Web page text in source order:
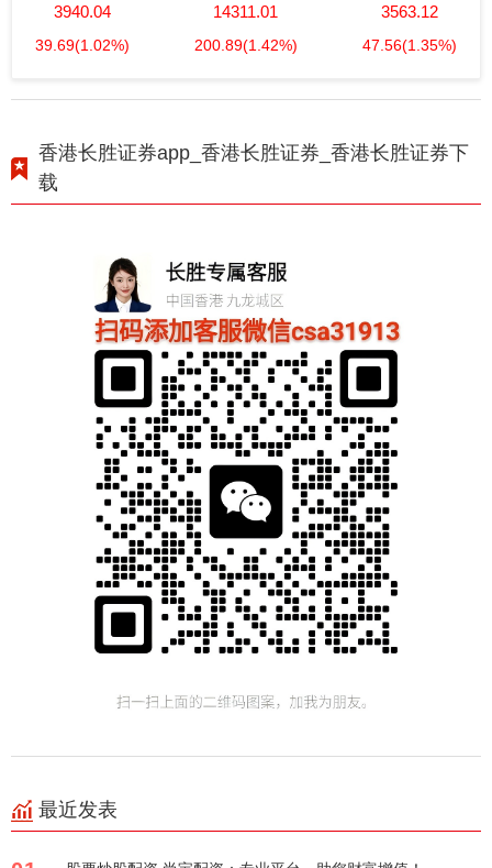
3940.04
39.69(1.02%)
14311.01
200.89(1.42%)
3563.12
47.56(1.35%)
香港长胜证券app_香港长胜证券_香港长胜证券下
载
最近发表